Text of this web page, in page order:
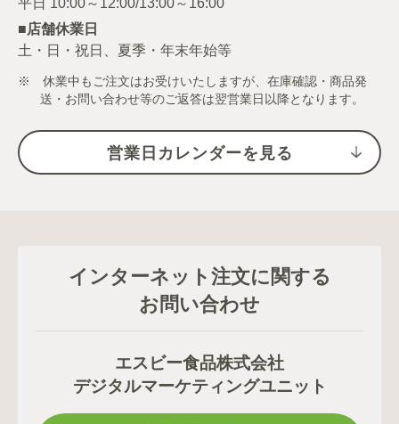
■店舗休業日
土・日・祝日、夏季・年末年始等
※ 休業中もご注文はお受けいたしますが、在庫確認・商品発
送・お問い合わせ等のご返答は翌営業日以降となります。
営業日カレンダーを見る
インターネット注文に関する
お問い合わせ
エスビー食品株式会社
デジタルマーケティングユニット